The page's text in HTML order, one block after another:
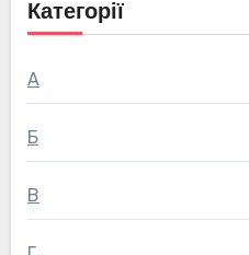
Категорії
А
Б
В